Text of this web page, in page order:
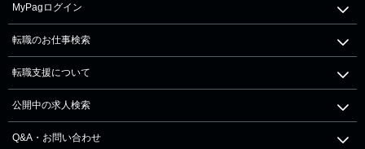
MyPagログイン
転職のお仕事検索
転職支援について
公開中の求人検索
Q&A・お問い合わせ